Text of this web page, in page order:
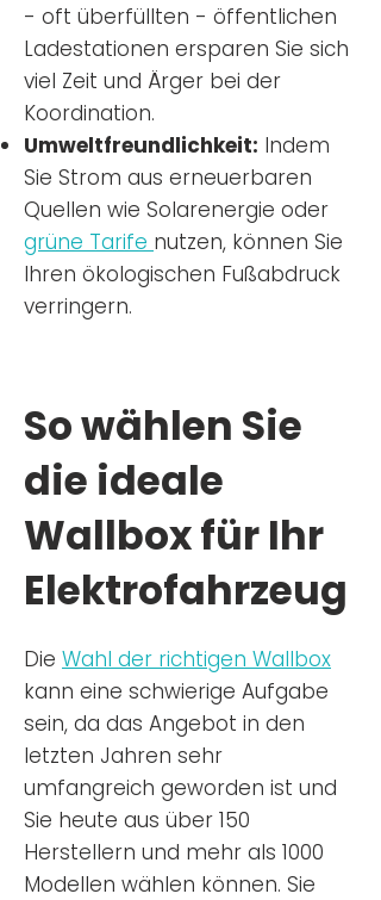
- oft überfüllten - öffentlichen
Ladestationen ersparen Sie sich
viel Zeit und Ärger bei der
Koordination.
Umweltfreundlichkeit: Indem
Sie Strom aus erneuerbaren
Quellen wie Solarenergie oder
grüne Tarife nutzen, können Sie
Ihren ökologischen Fußabdruck
verringern.
So wählen Sie
die ideale
Wallbox für Ihr
Elektrofahrzeug
Die Wahl der richtigen Wallbox
kann eine schwierige Aufgabe
sein, da das Angebot in den
letzten Jahren sehr
umfangreich geworden ist und
Sie heute aus über 150
Herstellern und mehr als 1000
Modellen wählen können. Sie